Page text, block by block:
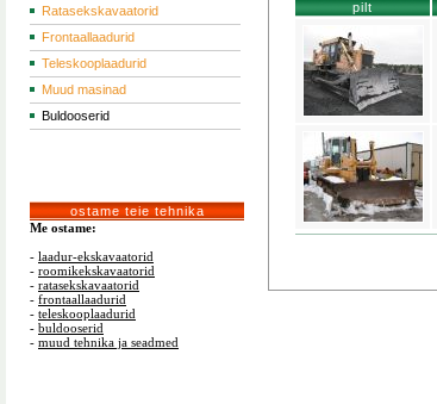
Ratasekskavaatorid
Frontaallaadurid
Teleskooplaadurid
Muud masinad
Buldooserid
ostame teie tehnika
Me ostame:
- laadur-ekskavaatorid
- roomikekskavaatorid
- ratasekskavaatorid
- frontaallaadurid
- teleskooplaadurid
- buldooserid
- muud tehnika ja seadmed
pilt